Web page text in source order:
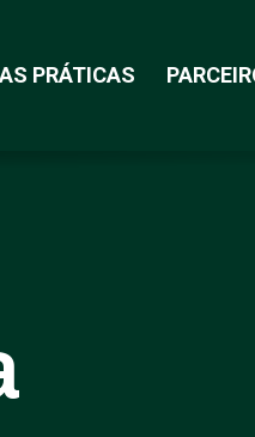
PRÁTICAS